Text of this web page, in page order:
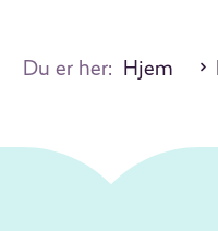
Du er her: Hjem